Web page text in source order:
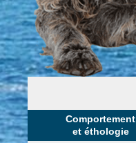
Comportement
et éthologie